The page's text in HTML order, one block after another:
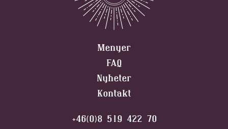
Menyer
FAQ
Nyheter
Kontakt
+46(0)8 519 422 70